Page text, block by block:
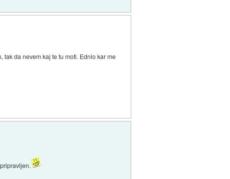
da nevem kaj te tu moti. Ednio kar me